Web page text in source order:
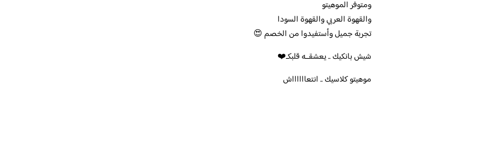
ومتوفر الموهيتو
والقهوة العربي والقهوة السودا
تجربة جميل وأستفيدوا من الخصم 😍
شيش بانكيك .. يعشقــه قلبكـ❤️
موهيتو كلاسيك .. انتعااااااش